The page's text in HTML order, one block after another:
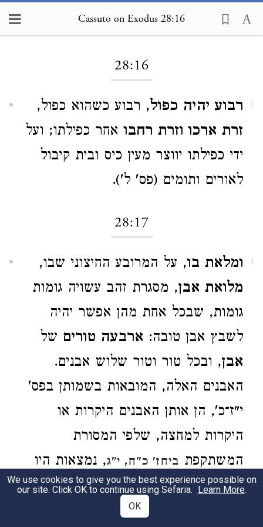
Cassuto on Exodus 28:16
28:16
1 רבוע יהיה כפול, רבוע כשהוא כפול,
זרת ארכו וזרת רחבו אחר כפילתו; ועל
ידי כפילתו יווצר מעין כיס ובית קיבול
לאורים ותומים (פס' ל').
28:17
1 ומלאת בו, על המרובע החיצוני שבו,
מלואת אבן, מסגרת זהב עשויה גומות
גומות, שבכל אחת מהן אפשר יהיה
לשבץ אבן טובה: ארבעה טורים של
אבן, ובכל טור וטור שלוש אבנים.
האבנים האלה, המובאות בשמותן בפס'
י"ז־כ', הן אותן האבנים היקרות או
היקרות למחצה, שלפי המסורת
המשתקפת ביחז' כ"ח, י"ג, נמצאות היו
בעדן גן אלהים. אמנם התורה לא
הכניסה לתוך סיפורה על גן עדן את עניין
We use cookies to give you the best experience possible on
our site. Click OK to continue using Sefaria. Learn More.
OK